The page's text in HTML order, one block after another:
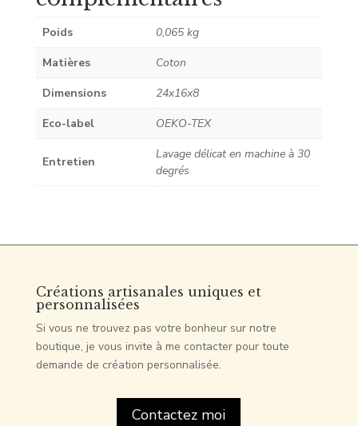
Poids
0,065 kg
Matières
Coton
Dimensions
24x16x8
Eco-label
OEKO-TEX
Entretien
Lavage délicat en machine à 30
degrés
Créations artisanales uniques et
personnalisées
Si vous ne trouvez pas votre bonheur sur notre
boutique, je vous invite à me contacter pour toute
demande de création personnalisée.
Contactez moi